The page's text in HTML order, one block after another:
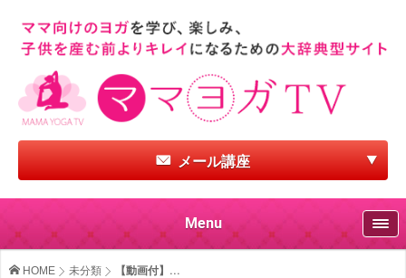
メール講座
Menu
HOME 未分類 【動画付】...